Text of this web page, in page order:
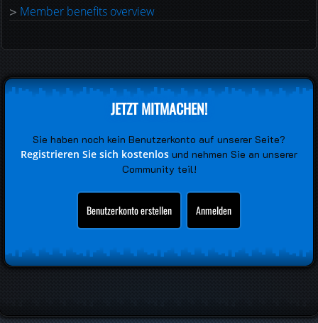
> Member benefits overview
JETZT MITMACHEN!
Sie haben noch kein Benutzerkonto auf unserer Seite?
Registrieren Sie sich kostenlos und nehmen Sie an unserer
Community teil!
Benutzerkonto erstellen Anmelden